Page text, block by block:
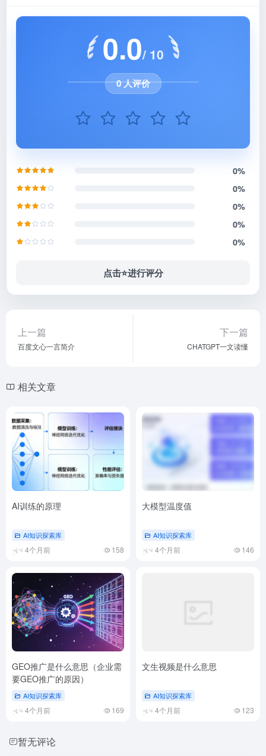
0.0/ 10
0 人评价
0%
0%
0%
0%
0%
点击⭐️进行评分
上一篇
百度文心一言简介
下一篇
CHATGPT一文读懂
相关文章
AI训练的原理
AI知识探索库
4个月前 158
大模型温度值
AI知识探索库
4个月前 146
GEO推广是什么意思（企业需
要GEO推广的原因）
AI知识探索库
4个月前 169
文生视频是什么意思
AI知识探索库
4个月前 123
暂无评论